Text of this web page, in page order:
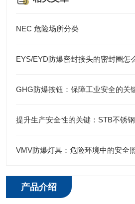
NEC 危险场所分类
EYS/EYD防爆密封接头的密封圈怎
GHG防爆按钮：保障工业安全的关
提升生产安全性的关键：STB不锈
VMV防爆灯具：危险环境中的安全
产品介绍